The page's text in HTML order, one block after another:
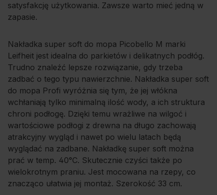
satysfakcję użytkowania. Zawsze warto mieć jedną w
zapasie.
Nakładka super soft do mopa Picobello M marki
Leifheit jest idealna do parkietów i delikatnych podłóg.
Trudno znaleźć lepsze rozwiązanie, gdy trzeba
zadbać o tego typu nawierzchnie. Nakładka super soft
do mopa Profi wyróżnia się tym, że jej włókna
wchłaniają tylko minimalną ilość wody, a ich struktura
chroni podłogę. Dzięki temu wrażliwe na wilgoć i
wartościowe podłogi z drewna na długo zachowają
atrakcyjny wygląd i nawet po wielu latach będą
wyglądać na zadbane. Nakładkę super soft można
prać w temp. 40°C. Skutecznie czyści także po
wielokrotnym praniu. Jest mocowana na rzepy, co
znacząco ułatwia jej montaż. Szerokość 33 cm.